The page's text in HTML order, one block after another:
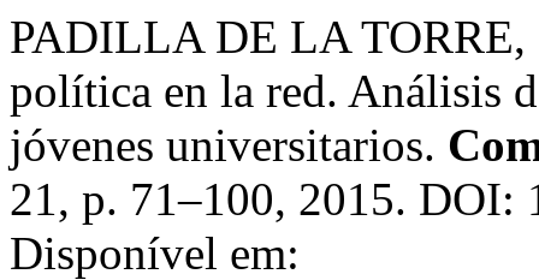
PADILLA DE LA TORRE,
política en la red. Análisis
jóvenes universitarios.
21, p. 71–100, 2015. DOI:
Disponível em: